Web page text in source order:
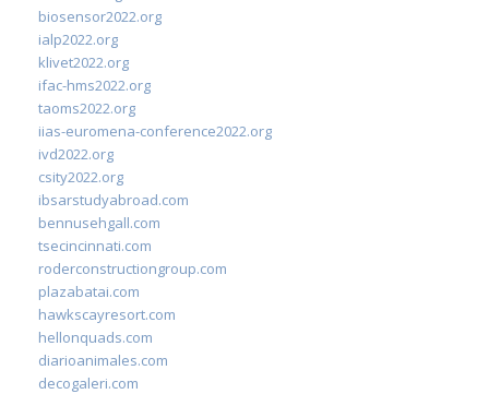
biosensor2022.org
ialp2022.org
klivet2022.org
ifac-hms2022.org
taoms2022.org
iias-euromena-conference2022.org
ivd2022.org
csity2022.org
ibsarstudyabroad.com
bennusehgall.com
tsecincinnati.com
roderconstructiongroup.com
plazabatai.com
hawkscayresort.com
hellonquads.com
diarioanimales.com
decogaleri.com